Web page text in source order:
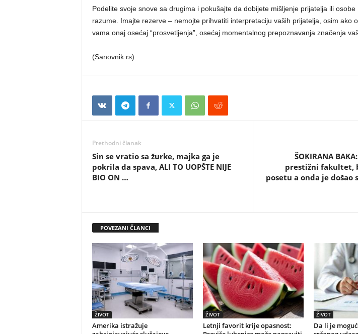
Podelite svoje snove sa drugima i pokušajte da dobijete mišljenje prijatelja ili osobe
razume. Imajte rezerve – nemojte prihvatiti interpretaciju vaših prijatelja, osim ako
vama onaj osećaj “prosvetljenja”, osećaj momentalnog prepoznavanja značenja
(Sanovnik.rs)
Prethodni članak
Sin se vratio sa žurke, majka ga je
pokrila da spava, ALI TO UOPŠTE NIJE
BIO ON …
ŠOKIRANA
prestižni fakultet,
posetu a onda je došao
POVEZANI ČLANCI
ŽIVOT
Amerika istražuje
ŽIVOT
Letnji favorit krije opasnost:
ŽIVOT
Da li je